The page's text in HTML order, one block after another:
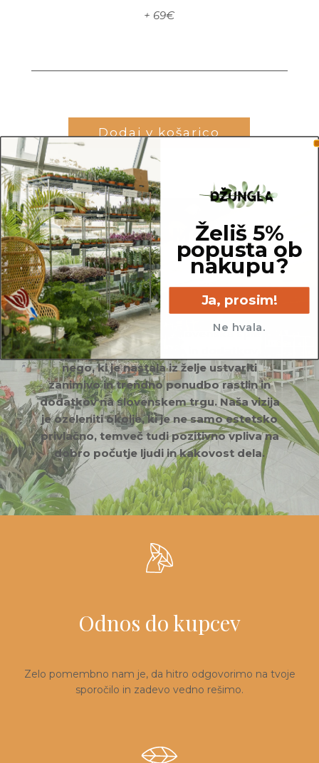
+ 69€
Dodaj v košarico
KDO SMO?
Džungla Plants d.o.o. je slovenska spletna
in fizična trgovina rastlin in dodatkov za
nego, ki je nastala iz želje ustvariti
zanimivo in trendno ponudbo rastlin in
dodatkov na slovenskem trgu. Naša vizija
je ozeleniti okolje, ki je ne samo estetsko
privlačno, temveč tudi pozitivno vpliva na
dobro počutje ljudi in kakovost dela.
Odnos do kupcev
Zelo pomembno nam je, da hitro odgovorimo na tvoje
sporočilo in zadevo vedno rešimo.
Želiš 5%
popusta ob
nakupu?
Ja, prosim!
Ne hvala.